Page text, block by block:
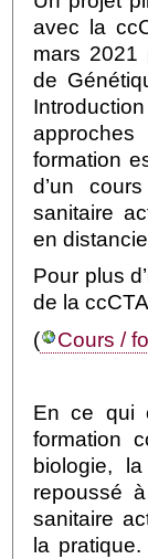
avec la
mars 2021
de
formation
d’un
sanitaire
en
Pour plus
de la ccCTA
(
Cours /
En ce qui
formation
biologie,
repoussé
sanitaire
la